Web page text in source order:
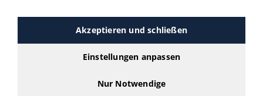
Akzeptieren und schließen
Einstellungen anpassen
Nur Notwendige